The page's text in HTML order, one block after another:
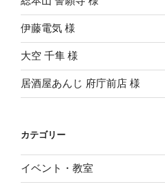
伊藤電気 様
大空 千隼 様
居酒屋あんじ 府庁前店 様
カテゴリー
イベント・教室